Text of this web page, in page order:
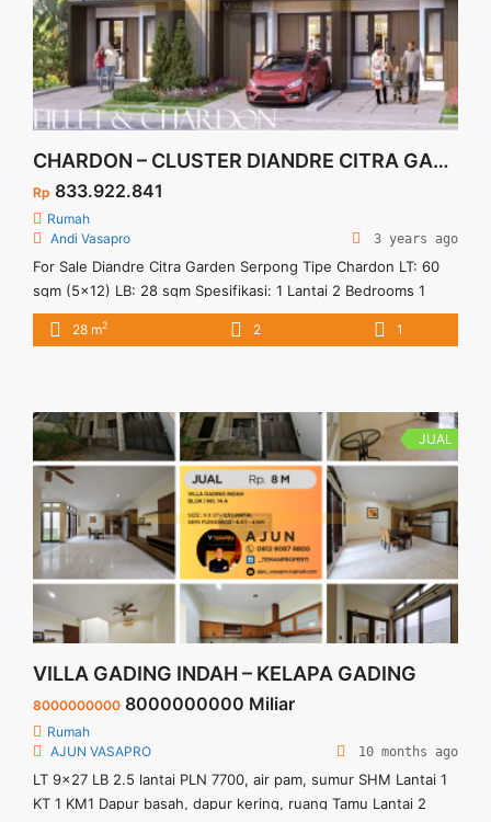
CHARDON – CLUSTER DIANDRE CITRA GARDEN SERPONG
Rp 833.922.841
Rumah
Andi Vasapro
3 years ago
For Sale Diandre Citra Garden Serpong Tipe Chardon LT: 60
sqm (5×12) LB: 28 sqm Spesifikasi: 1 Lantai 2 Bedrooms 1
Bathrooms 1 Carport Fasilitas: Lake Park Family Club Lokasi: 4
Menit ke Stasiun Cisauk 10 Menit ke Akses Tol menuju
CITRA GARDEN SERPONG" class="read-more"
href="https://vasapro.com/property/chardon-cluster-diandre-
citra-garden-serpong/" aria-label="Read more about
CHARDON – CLUSTER DIANDRE CITRA GARDEN
SERPONG">Read more</a>
28 m2 2 1
JUAL
VILLA GADING INDAH – KELAPA GADING
8000000000 8000000000 Miliar
Rumah
AJUN VASAPRO
10 months ago
LT 9×27 LB 2.5 lantai PLN 7700, air pam, sumur SHM Lantai 1
KT 1 KM1 Dapur basah, dapur kering, ruang Tamu Lantai 2